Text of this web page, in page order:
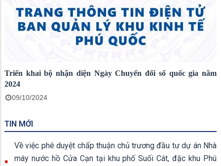
Triển khai bộ nhận diện Ngày Chuyển đổi số quốc gia năm
2024
09/10/2024
TIN MỚI
Về việc phê duyệt chấp thuận chủ trương đầu tư dự án Nhà
máy nước hồ Cửa Cạn tại khu phố Suối Cát, đặc khu Phú